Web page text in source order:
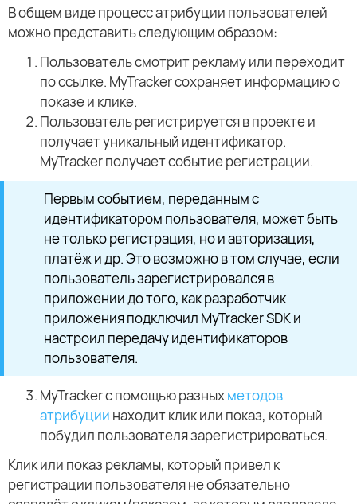
В общем виде процесс атрибуции пользователей
можно представить следующим образом:
Пользователь смотрит рекламу или переходит
по ссылке. MyTracker сохраняет информацию о
показе и клике.
Пользователь регистрируется в проекте и
получает уникальный идентификатор.
MyTracker получает событие регистрации.
Первым событием, переданным с
идентификатором пользователя, может быть
не только регистрация, но и авторизация,
платёж и др. Это возможно в том случае, если
пользователь зарегистрировался в
приложении до того, как разработчик
приложения подключил MyTracker SDK и
настроил передачу идентификаторов
пользователя.
MyTracker с помощью разныхметодов
атрибуции находит клик или показ, который
побудил пользователя зарегистрироваться.
Клик или показ рекламы, который привел к
регистрации пользователя не обязательно